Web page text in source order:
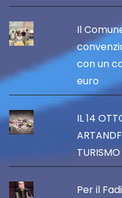
Il
con un
euro
IL 14
Per il